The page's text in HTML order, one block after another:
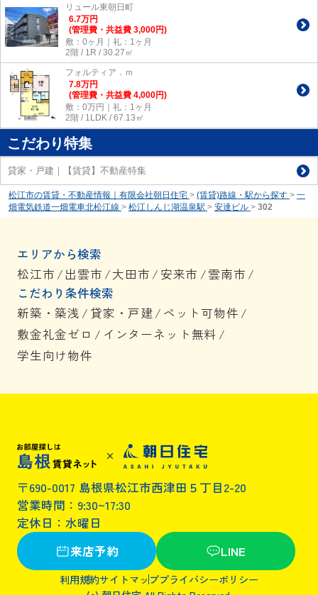
リュール東朝日町
6.7万円
(管理費・共益費 3,000円)
敷：0ヶ月｜礼：1ヶ月
2階 / 1R / 30.27㎡
フォルティア．ｍ
7.8万円
(管理費・共益費 4,000円)
敷：0万円｜礼：1ヶ月
2階 / 1LDK / 67.13㎡
こだわり特集
貸家・戸建｜【賃貸】不動産特集
松江市の賃貸・不動産情報｜有限会社朝日住宅 > (賃貸)路線・駅から探す > 一
畑電気鉄道一畑電車北松江線 > 松江しんじ湖温泉駅 > 安達ビル > 302
エリアから検索
松江市 / 出雲市 /大田市 / 安来市 /雲南市 /
こだわり条件検索
新築・築浅 / 貸家・戸建/ ペット可物件 /
敷金礼金ゼロ / インターネット無料 /
学生向け物件
〒690-0017 島根県松江市西津田５丁目2-20
営業時間：9:30~17:30
定休日：水曜日
来店予約
LINE
利用規約サイトマッププライバシーポリシー